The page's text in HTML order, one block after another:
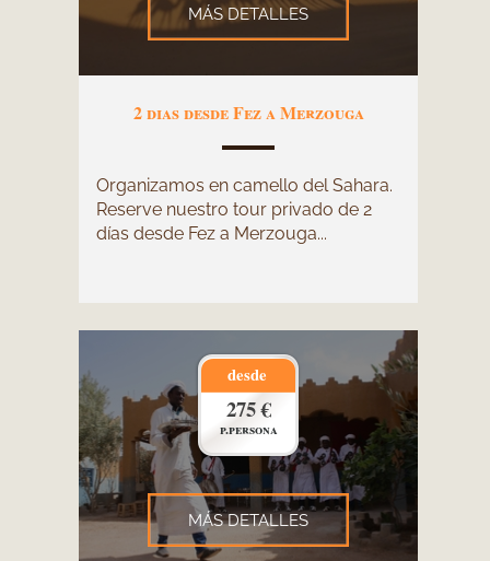
2 dias desde Fez a Merzouga
Organizamos en camello del Sahara.
Reserve nuestro tour privado de 2
días desde Fez a Merzouga...
MÁS DETALLES
MÁS DETALLES
desde
275 €
p.persona